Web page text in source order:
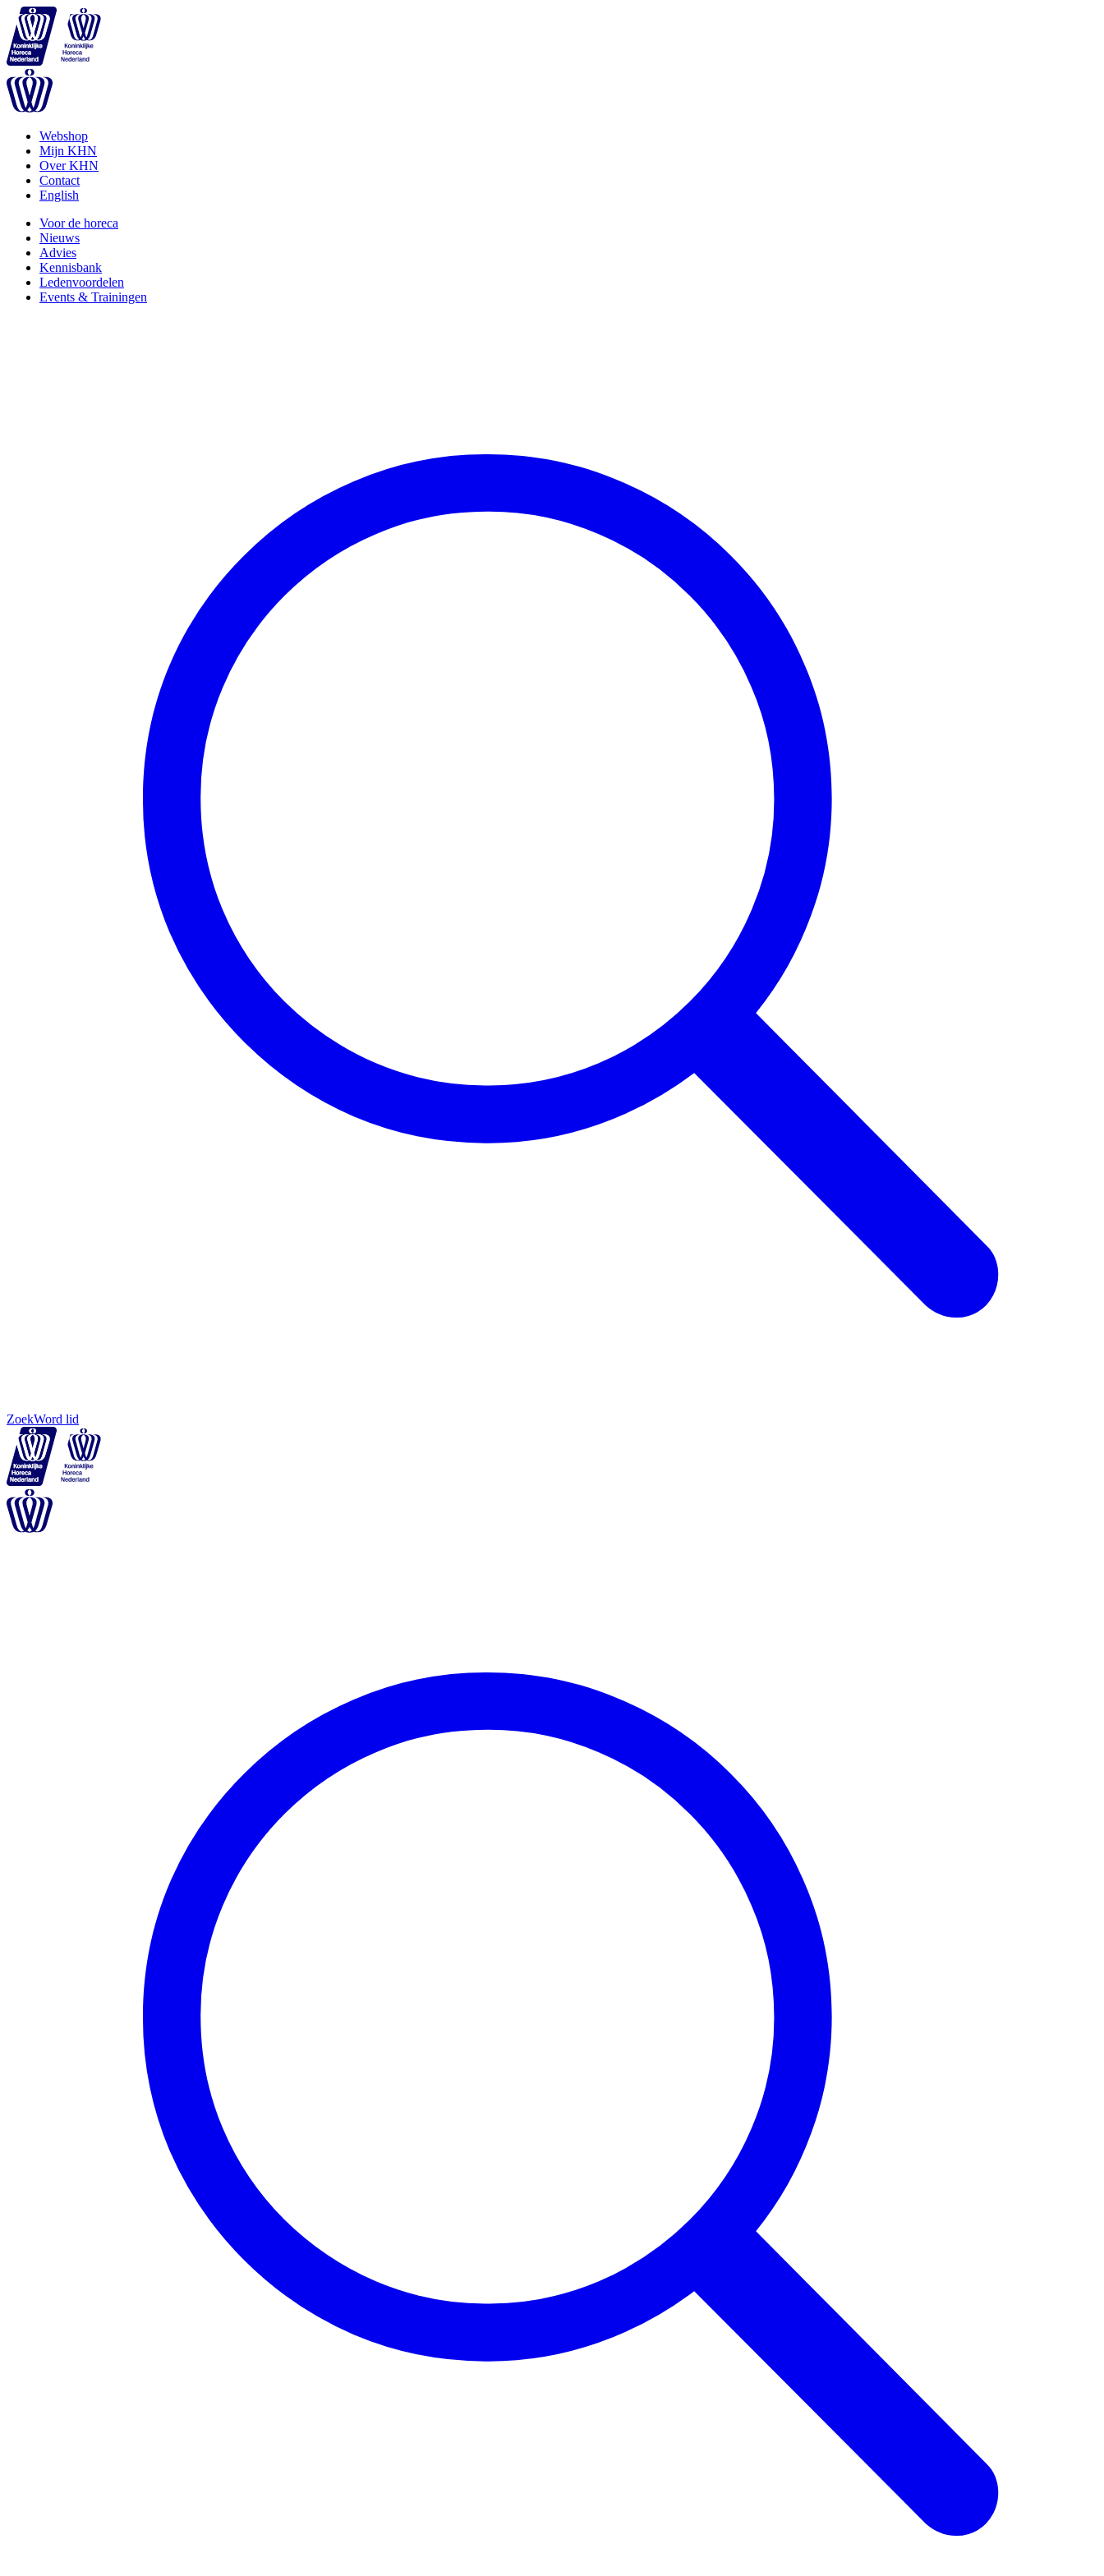
Webshop
Mijn KHN
Over KHN
Contact
English
Voor de horeca
Nieuws
Advies
Kennisbank
Ledenvoordelen
Events & Trainingen
ZoekWord lid